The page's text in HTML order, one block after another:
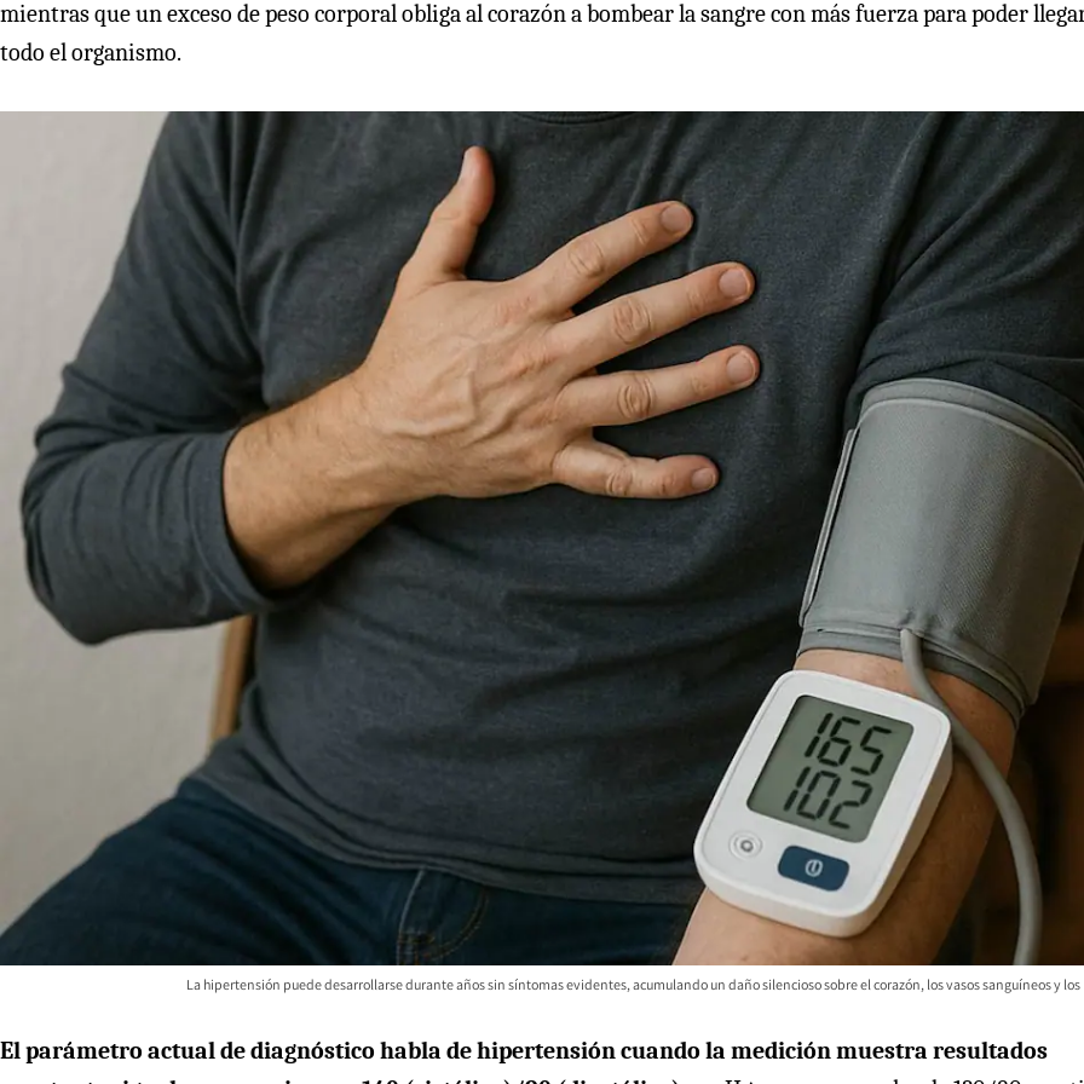
mientras que un exceso de peso corporal obliga al corazón a bombear la sangre con más fuerza para poder
todo el organismo.
La hipertensión puede desarrollarse durante años sin síntomas evidentes, acumulando un daño silencioso sobre el corazón, los vasos sanguíneos y
El parámetro actual de diagnóstico habla de hipertensión cuando la medición muestra resultados